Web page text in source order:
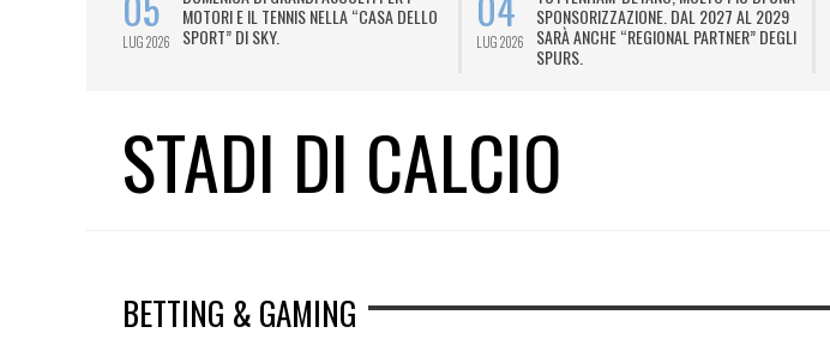
LUG 2026
MOTORI E IL TENNIS NELLA “CASA DELLO
SPORT” DI SKY.
LUG 2026
SPONSORIZZAZIONE. DAL 2027 AL 2029
SARÀ ANCHE “REGIONAL PARTNER” DEGLI
SPURS.
STADI DI CALCIO
BETTING & GAMING